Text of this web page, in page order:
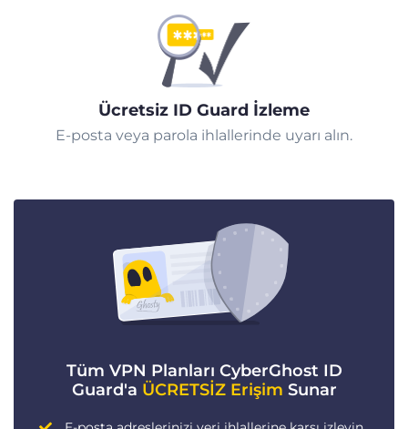
Ücretsiz ID Guard İzleme
E-posta veya parola ihlallerinde uyarı alın.
Tüm VPN Planları CyberGhost ID
Guard'a ÜCRETSİZ Erişim Sunar